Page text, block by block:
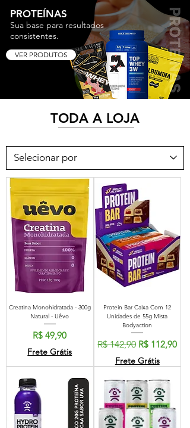
PROTEÍNAS
Sua base para resultados
consistentes.
VER PRODUTOS
TODA A LOJA
Creatina Monohidratada - 300g
Natural - Uêvo
Preço
R$ 49,90
Frete Grátis
Protein Bar Caixa Com 12
Unidades de 55g Mista
Bodyaction
Preço normal
R$ 142,90 Preço
R$ 112,90
Frete Grátis